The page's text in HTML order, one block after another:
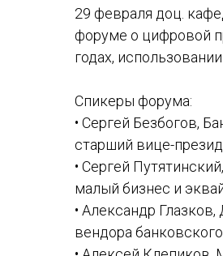
29 февраля доц.
форуме о цифровой
годах,
Спикеры форума:
• Сергей Безбогов,
старший вице-
• Сергей
малый бизнес и
• Александр
вендора